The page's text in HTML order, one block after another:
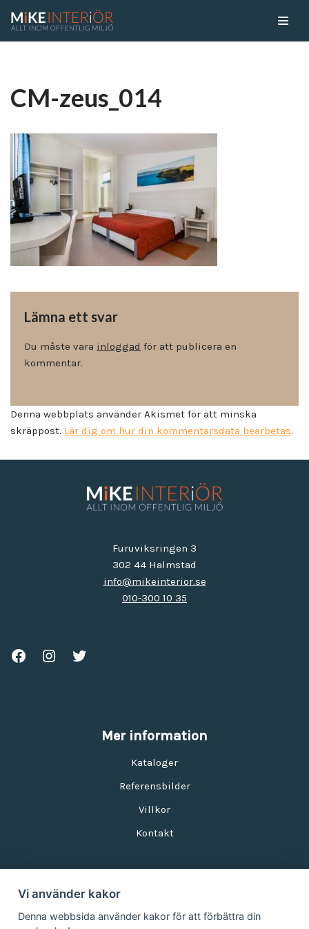
CM-zeus_014
Lämna ett svar
Du måste vara inloggad för att publicera en
kommentar.
Denna webbplats använder Akismet för att minska
skräppost. Lär dig om hur din kommentarsdata bearbetas.
Furuviksringen 3
302 44 Halmstad
info@mikeinterior.se
010-300 10 35
Mer information
Kataloger
Referensbilder
Villkor
Kontakt
Vi använder kakor
Denna webbsida använder kakor för att förbättra din